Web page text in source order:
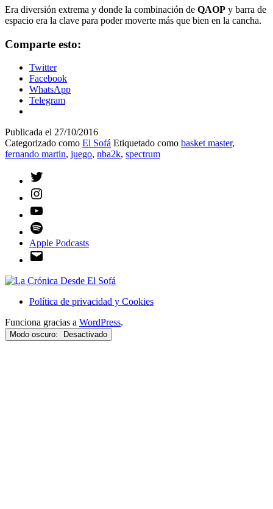
Era diversión extrema y donde la combinación de QAOP y barra de
espacio era la clave para poder moverte más que bien en la cancha.
Comparte esto:
Twitter
Facebook
WhatsApp
Telegram
Publicada el 27/10/2016
Categorizado como El Sofá Etiquetado como basket master,
fernando martin, juego, nba2k, spectrum
Apple Podcasts
Política de privacidad y Cookies
Funciona gracias a WordPress.
Modo oscuro: